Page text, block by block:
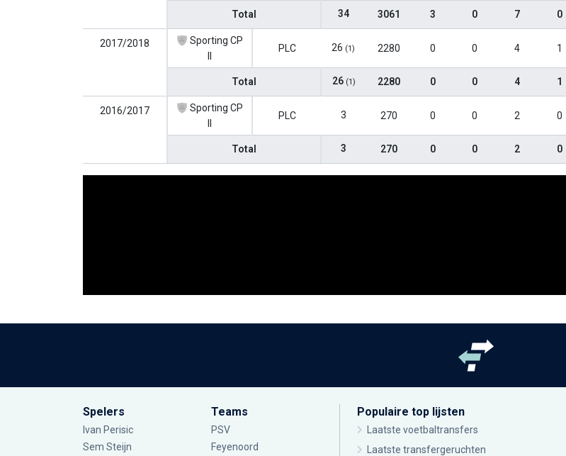
Total 34 3061 3 0 7 0
2017/2018
Sporting CP
PLC 26 (1) 2280 0 0 4 1
Total 26 (1) 2280 0 0 4 1
2016/2017
Sporting CP
PLC 3 270 0 0 2 0
Total 3 270 0 0 2 0
Spelers
Ivan Perisic
Sem Steijn
Teams
PSV
Feyenoord
Populaire top lijsten
Laatste voetbaltransfers
Laatste transfergeruchten